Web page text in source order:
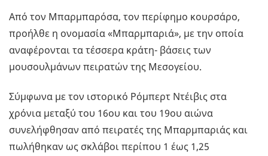
Από τον Μπαρμπαρόσα, τον περίφημο κουρσάρο,
προήλθε η ονομασία «Μπαρμπαριά», με την οποία
αναφέρονται τα τέσσερα κράτη- βάσεις των
μουσουλμάνων πειρατών της Μεσογείου.
Σύμφωνα με τον ιστορικό Ρόμπερτ Ντέιβις στα
χρόνια μεταξύ του 16ου και του 19ου αιώνα
συνελήφθησαν από πειρατές της Μπαρμπαριάς και
πωλήθηκαν ως σκλάβοι περίπου 1 έως 1,25